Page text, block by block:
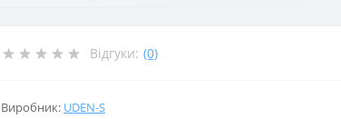
Відгуки: (0)
Виробник: UDEN-S